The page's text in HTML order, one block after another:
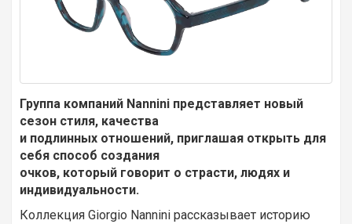
Группа компаний Nannini представляет новый
сезон стиля, качества
и подлинных отношений, приглашая открыть для
себя способ создания
очков, который говорит о страсти, людях и
индивидуальности.
Коллекция Giorgio Nannini рассказывает историю